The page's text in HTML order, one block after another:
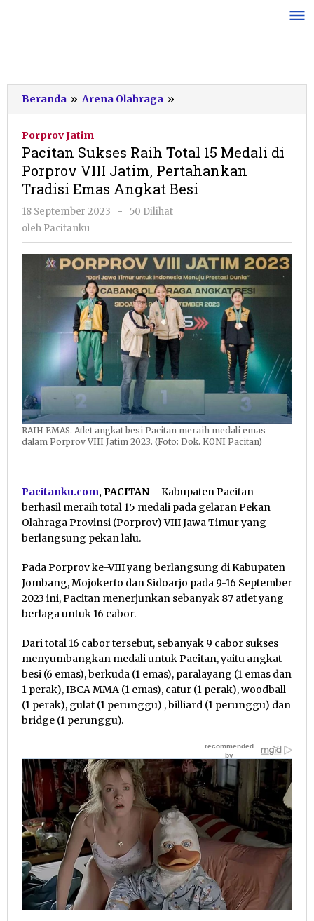
konten
Beranda » Arena Olahraga »
Sukses
15
Medali
di
Pertahankan
Tradisi
Emas
Angkat
Besi
Porprov Jatim
Pacitan Sukses Raih Total 15 Medali di
Porprov VIII Jatim, Pertahankan
Tradisi Emas Angkat Besi
18 September 2023
oleh
-
50 Dilihat
oleh Pacitanku
RAIH EMAS. Atlet angkat besi Pacitan meraih medali emas
dalam Porprov VIII Jatim 2023. (Foto: Dok. KONI Pacitan)
Pacitanku.com, PACITAN – Kabupaten Pacitan
berhasil meraih total 15 medali pada gelaran Pekan
Olahraga Provinsi (Porprov) VIII Jawa Timur yang
berlangsung pekan lalu.
Pada Porprov ke-VIII yang berlangsung di Kabupaten
Jombang, Mojokerto dan Sidoarjo pada 9-16 September
2023 ini, Pacitan menerjunkan sebanyak 87 atlet yang
berlaga untuk 16 cabor.
Dari total 16 cabor tersebut, sebanyak 9 cabor sukses
menyumbangkan medali untuk Pacitan, yaitu angkat
besi (6 emas), berkuda (1 emas), paralayang (1 emas dan
1 perak), IBCA MMA (1 emas), catur (1 perak), woodball
(1 perak), gulat (1 perunggu) , billiard (1 perunggu) dan
bridge (1 perunggu).